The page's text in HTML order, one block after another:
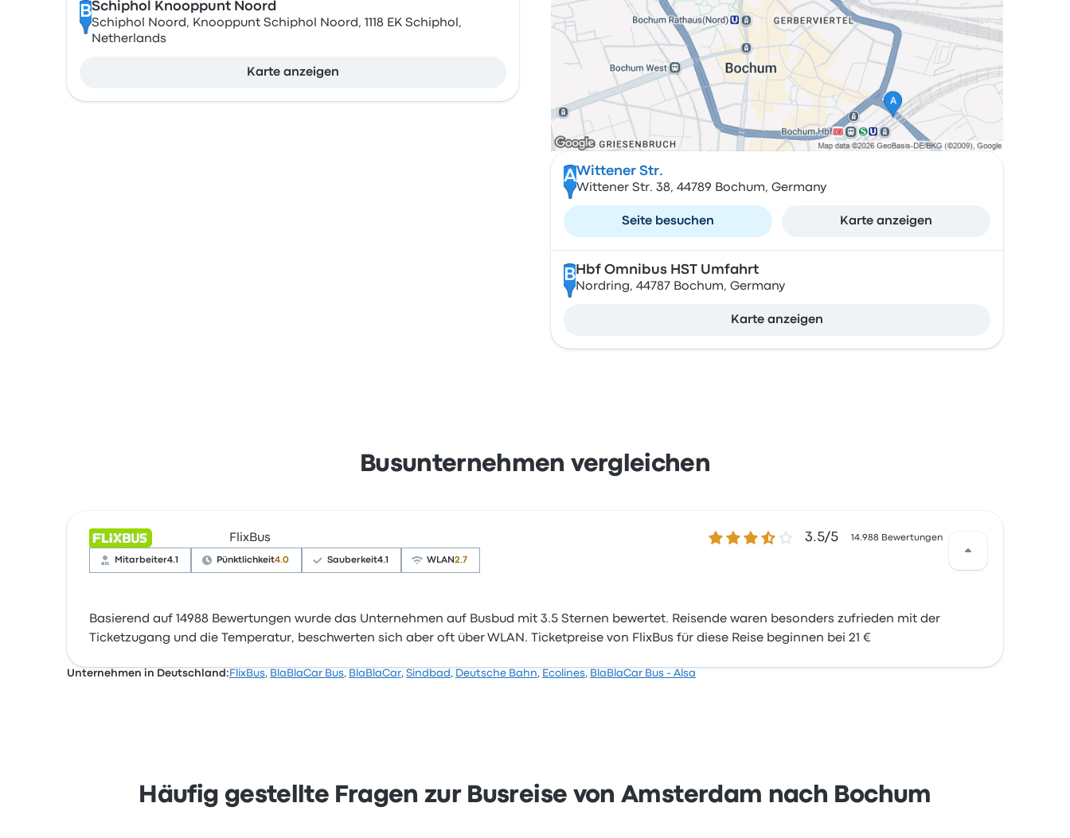
BSchiphol Knooppunt Noord
Schiphol Noord, Knooppunt Schiphol Noord, 1118 EK Schiphol,
Netherlands
Karte anzeigen
AWittener Str.
Wittener Str. 38, 44789 Bochum, Germany
Seite besuchen Karte anzeigen
B Hbf Omnibus HST Umfahrt
Nordring, 44787 Bochum, Germany
Karte anzeigen
Busunternehmen vergleichen
FlixBus 3.5 von 5 Sternen3.5/5 14.988 Bewertungen
Mitarbeiter4.1 Pünktlichkeit4.0 Sauberkeit4.1 WLAN 2.7
Basierend auf 14988 Bewertungen wurde das Unternehmen auf Busbud mit 3.5 Sternen bewertet. Reisende waren besonders zufrieden mit der
Ticketzugang und die Temperatur, beschwerten sich aber oft über WLAN. Ticketpreise von FlixBus für diese Reise beginnen bei 21 €
Unternehmen in Deutschland: FlixBus, BlaBlaCar Bus, BlaBlaCar, Sindbad , Deutsche Bahn, Ecolines, BlaBlaCar Bus - Alsa
Häufig gestellte Fragen zur Busreise von Amsterdam nach Bochum